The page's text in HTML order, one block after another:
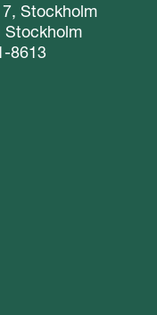
Stockholm
Stockholm
8613